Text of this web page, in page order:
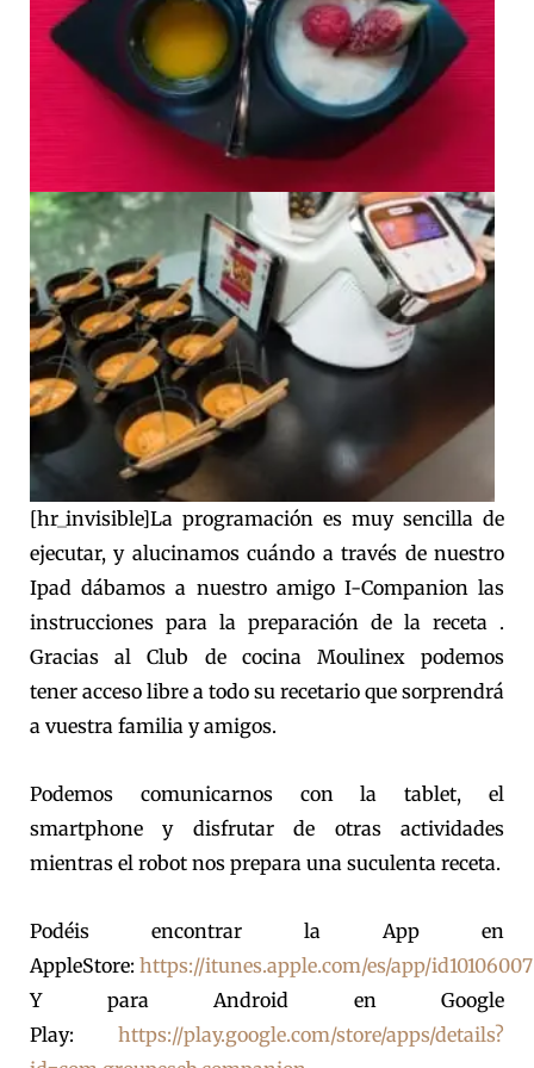
[hr_invisible]La programación es muy sencilla de
ejecutar, y alucinamos cuándo a través de nuestro
Ipad dábamos a nuestro amigo I-Companion las
instrucciones para la preparación de la receta .
Gracias al Club de cocina Moulinex podemos
tener acceso libre a todo su recetario que sorprendrá
a vuestra familia y amigos.
Podemos comunicarnos con la tablet, el
smartphone y disfrutar de otras actividades
mientras el robot nos prepara una suculenta receta.
Podéis encontrar la App en
AppleStore: https://itunes.apple.com/es/app/
Y para Android en Google
Play: https://play.google.com/store/apps/details?